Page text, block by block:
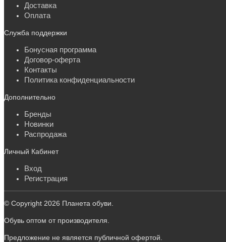
Доставка
Оплата
Служба поддержки
Бонусная программа
Договор-оферта
Контакты
Политика конфиденциальности
Дополнительно
Бренды
Новинки
Распродажа
Личный Кабинет
Вход
Регистрация
© Copyright 2026 Планета обуви.
Обувь оптом от производителя.
Предложение не является публичной офертой.